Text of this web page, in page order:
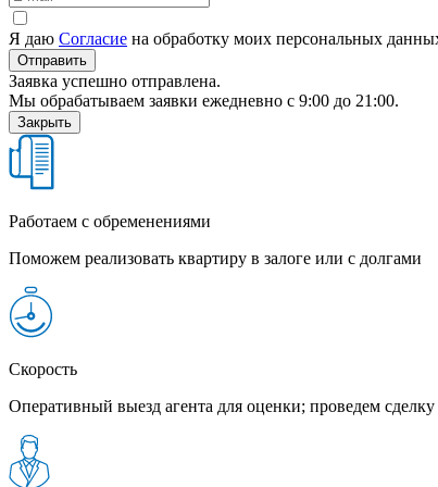
Я даю Согласие на обработку моих персональных
Отправить
Заявка успешно отправлена.
Мы обрабатываем заявки ежедневно с 9:00 до 21:00.
Закрыть
Работаем с обременениями
Поможем реализовать квартиру в залоге или с долгами
Скорость
Оперативный выезд агента для оценки; проведем сделку